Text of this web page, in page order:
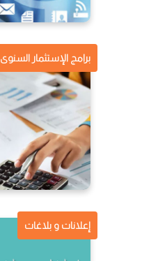
برامج الإستثمار السنوى
إعلانات و بلاغات